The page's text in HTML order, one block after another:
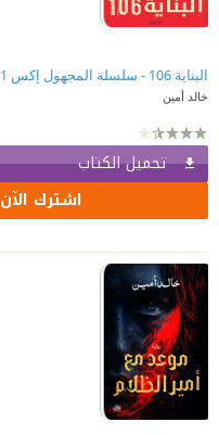
البناية 106 - سلسلة المجهول إكس 1
خالد أمين
تحميل الكتاب
اشترك الآن